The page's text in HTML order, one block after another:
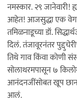
नमस्कार. २९ जानेवारी!
आहेत! आजसुद्धा एक
तमिळनाडूच्या डॉ.
दिलं. तंजावूरनंतर
तिथे गाव किंवा कोणी
सोलाथरमपासून ७
आनंदनजींसोबत खूप छान
आलं.